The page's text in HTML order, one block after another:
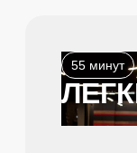
55 минут